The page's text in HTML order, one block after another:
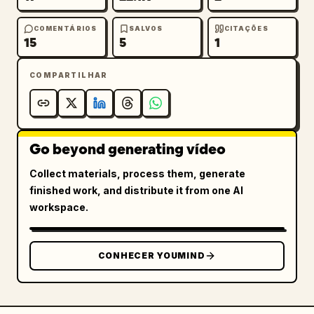
COMENTÁRIOS
15
SALVOS
5
CITAÇÕES
1
COMPARTILHAR
Go beyond generating vídeo
Collect materials, process them, generate
finished work, and distribute it from one AI
workspace.
CONHECER YOUMIND